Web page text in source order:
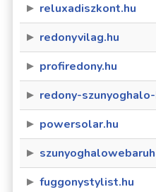
reluxadiszkont.hu
redonyvilag.hu
profiredony.hu
redony-
powersolar.hu
fuggonystylist.hu